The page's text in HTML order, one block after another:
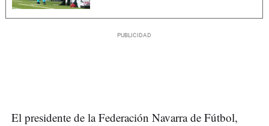
El presidente de la Federación Navarra de Fútbol,